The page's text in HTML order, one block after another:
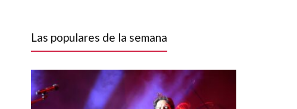
Las populares de la semana